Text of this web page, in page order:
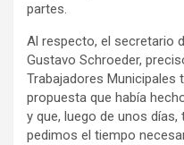
partes.
Al respecto, el secretario
Gustavo Schroeder,
Trabajadores
propuesta que había
y que, luego de unos
pedimos el tiempo